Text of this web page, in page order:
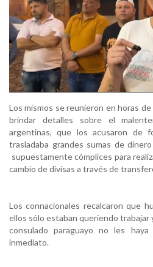
Los mismos se reunieron en horas
brindar detalles sobre el
argentinas, que los acusaron de
trasladaba grandes sumas de
supuestamente cómplices para
cambio de divisas a través de
Los connacionales recalcaron que
ellos sólo estaban queriendo trabajar
consulado paraguayo no les
inmediato.